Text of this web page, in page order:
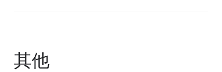
其他